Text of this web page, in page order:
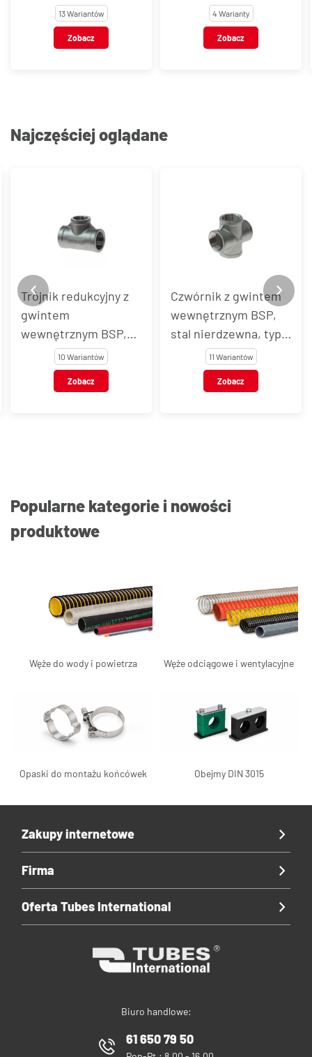
stal nierdzewna, typ
13 Wariantów
Zobacz
wewnętrznym, stal
nierdzewna AISI 303 /
4 Warianty
Zobacz
Najczęściej oglądane
Trójnik redukcyjny z
gwintem
wewnętrznym BSP,
stal nierdzewna, typ
10 Wariantów
Zobacz
Czwórnik z gwintem
wewnętrznym BSP,
stal nierdzewna, typ
11 Wariantów
Zobacz
Popularne kategorie i nowości
produktowe
Węże do wody i powietrza Węże odciągowe i wentylacyjne
Opaski do montażu końcówek Obejmy DIN 3015
Biuro handlowe:
61 650 79 50
Zakupy internetowe
Firma
Oferta Tubes International